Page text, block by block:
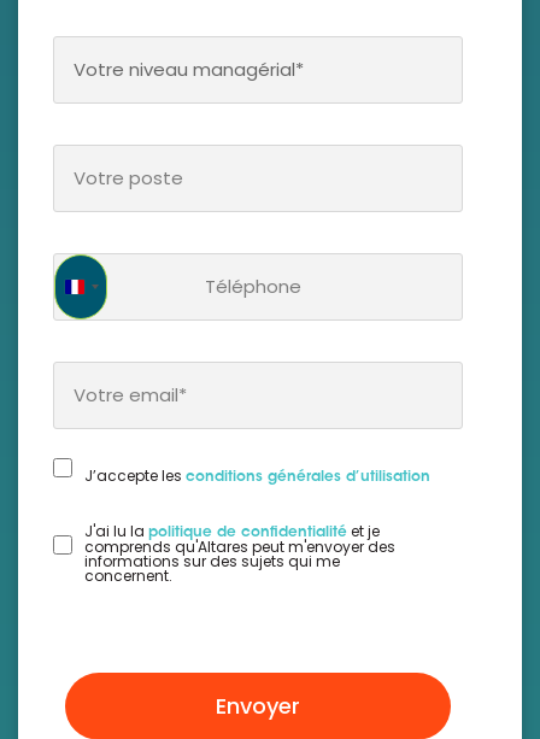
Votre niveau managérial*
poste *
Téléphone
France +33
Email *
J’accepte les conditions générales d’utilisation
J'ai lu la politique de confidentialité et je
comprends qu'Altares peut m'envoyer des
informations sur des sujets qui me
concernent.
Envoyer